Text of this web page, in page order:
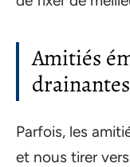
Amitiés
drainantes
Parfois, les
et nous tirer